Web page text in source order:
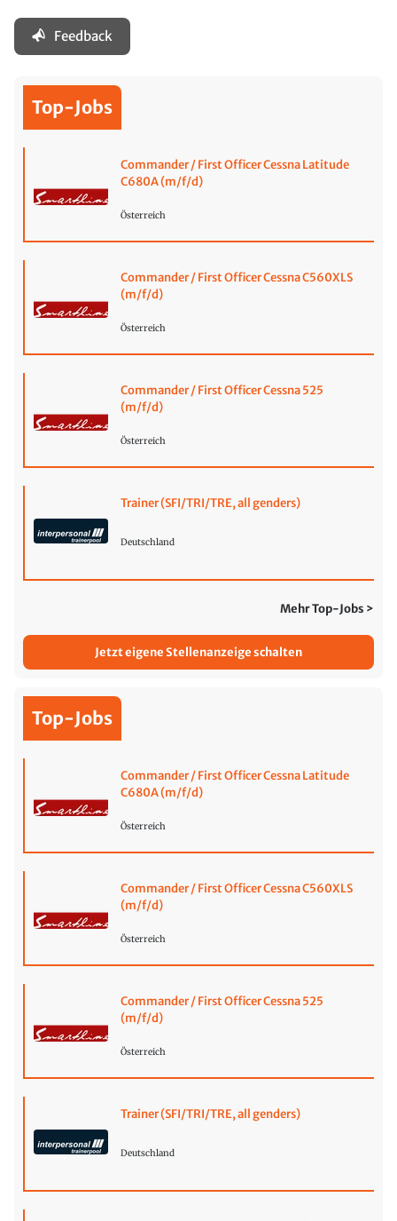
Feedback
Top-Jobs
Commander / First Officer Cessna Latitude
C680A (m/f/d)
Österreich
Commander / First Officer Cessna C560XLS
(m/f/d)
Österreich
Commander / First Officer Cessna 525
(m/f/d)
Österreich
Trainer (SFI/TRI/TRE, all genders)
Deutschland
Mehr Top-Jobs >
Jetzt eigene Stellenanzeige schalten
Top-Jobs
Commander / First Officer Cessna Latitude
C680A (m/f/d)
Österreich
Commander / First Officer Cessna C560XLS
(m/f/d)
Österreich
Commander / First Officer Cessna 525
(m/f/d)
Österreich
Trainer (SFI/TRI/TRE, all genders)
Deutschland